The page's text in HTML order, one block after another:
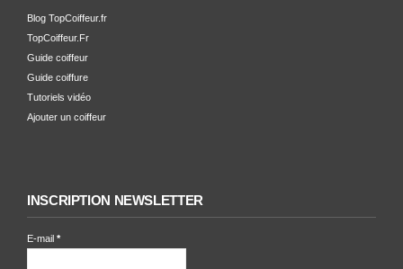
Blog TopCoiffeur.fr
TopCoiffeur.Fr
Guide coiffeur
Guide coiffure
Tutoriels vidéo
Ajouter un coiffeur
INSCRIPTION NEWSLETTER
E-mail *